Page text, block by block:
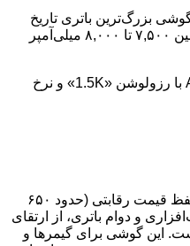
بزرگ‌ترین باتری تاریخ
گوشی‌های هم‌سایز خود را (احتمالاً بین ۷,۵۰۰ تا ۸,۰۰۰ میلی‌آمپر
نمایشگر: پنل ۶.۳۲ اینچی AMOLED با رزولوشن «1.5K» و نرخ
به نظر می‌رسد وان‌پلاس با هدف حفظ قیمت رقابتی (حدود ۶۵۰
و دوام باتری، از ارتقای
این گوشی برای گیمرها و